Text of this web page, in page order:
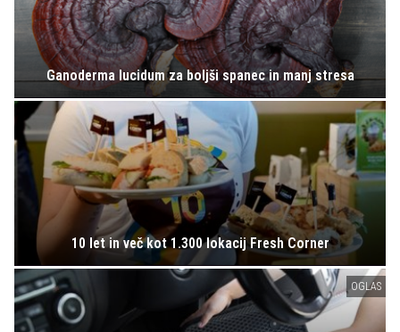
Ganoderma lucidum za boljši spanec in manj stresa
10 let in več kot 1.300 lokacij Fresh Corner
OGLAS